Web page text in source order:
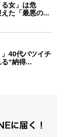
る女」は危
た「最悪の...
」40代バツイチ
“納得...